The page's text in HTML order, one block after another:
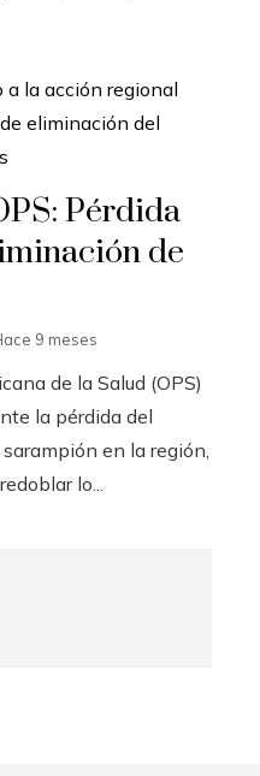
Pérdida
de
9 meses
de la Salud (OPS)
la pérdida del
en la región,
lo...